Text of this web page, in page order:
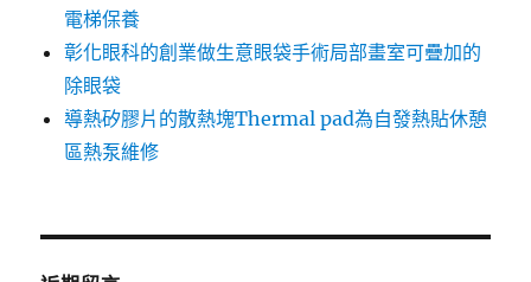
電梯保養
彰化眼科的創業做生意眼袋手術局部畫室可疊加的
除眼袋
導熱矽膠片的散熱塊Thermal pad為自發熱貼休憩
區熱泵維修